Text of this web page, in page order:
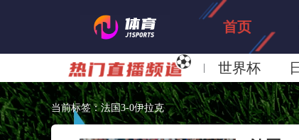
首页
世界杯
日职联大阪
当前标签：法国3-0伊拉克